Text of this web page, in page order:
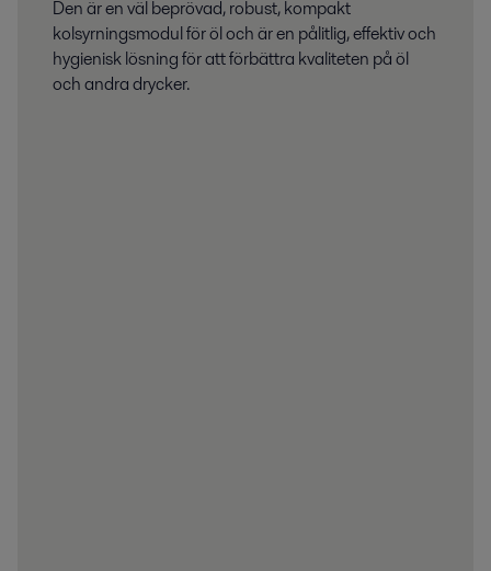
Den är en väl beprövad, robust, kompakt
kolsyrningsmodul för öl och är en pålitlig, effektiv och
hygienisk lösning för att förbättra kvaliteten på öl
och andra drycker.